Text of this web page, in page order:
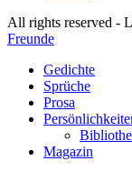
All rights reserved -
Freunde
Gedichte
Sprüche
Prosa
Magazin